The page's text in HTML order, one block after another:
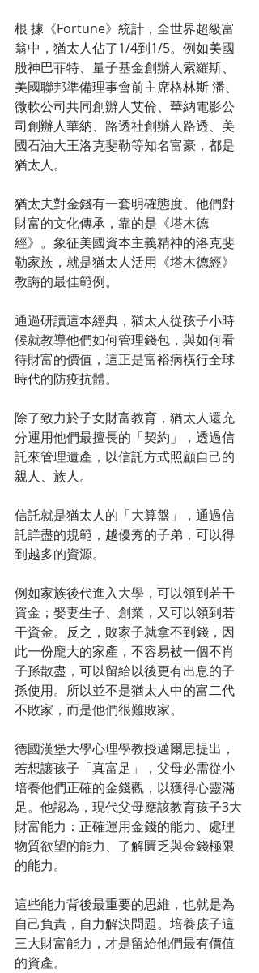
根 據《Fortune》統計，全世界超級富
翁中，猶太人佔了1/4到1/5。例如美國
股神巴菲特、量子基金創辦人索羅斯、
美國聯邦準備理事會前主席格林斯 潘、
微軟公司共同創辦人艾倫、華納電影公
司創辦人華納、路透社創辦人路透、美
國石油大王洛克斐勒等知名富豪，都是
猶太人。
猶太夫對金錢有一套明確態度。他們對
財富的文化傳承，靠的是《塔木德
經》。象征美國資本主義精神的洛克斐
勒家族，就是猶太人活用《塔木德經》
教誨的最佳範例。
通過研讀這本經典，猶太人從孩子小時
候就教導他們如何管理錢包，與如何看
待財富的價值，這正是富裕病橫行全球
時代的防疫抗體。
除了致力於子女財富教育，猶太人還充
分運用他們最擅長的「契約」，透過信
託來管理遺產，以信託方式照顧自己的
親人、族人。
信託就是猶太人的「大算盤」，通過信
託詳盡的規範，越優秀的子弟，可以得
到越多的資源。
例如家族後代進入大學，可以領到若干
資金；娶妻生子、創業，又可以領到若
干資金。反之，敗家子就拿不到錢，因
此一份龐大的家產，不容易被一個不肖
子孫散盡，可以留給以後更有出息的子
孫使用。所以並不是猶太人中的富二代
不敗家，而是他們很難敗家。
德國漢堡大學心理學教授邁爾思提出，
若想讓孩子「真富足」，父母必需從小
培養他們正確的金錢觀，以獲得心靈滿
足。他認為，現代父母應該教育孩子3大
財富能力：正確運用金錢的能力、處理
物質欲望的能力、了解匱乏與金錢極限
的能力。
這些能力背後最重要的思維，也就是為
自己負責，自力解決問題。培養孩子這
三大財富能力，才是留給他們最有價值
的資產。